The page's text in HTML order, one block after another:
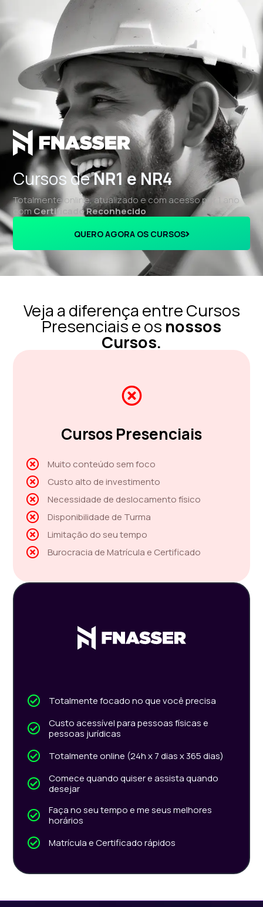
Cursos deNR1 e NR4
Totalmente online, atualizado e com acesso por 1 ano
comCertificado Reconhecido
QUERO AGORA OS CURSOS
Veja a diferença entre Cursos
Presenciais e os nossos
Cursos.
Cursos Presenciais
Muito conteúdo sem foco
Custo alto de investimento
Necessidade de deslocamento físico
Disponibilidade de Turma
Limitação do seu tempo
Burocracia de Matrícula e Certificado
Totalmente focado no que você precisa
Custo acessível para pessoas físicas e
pessoas jurídicas
Totalmente online (24h x 7 dias x 365 dias)
Comece quando quiser e assista quando
desejar
Faça no seu tempo e me seus melhores
horários
Matrícula e Certificado rápidos